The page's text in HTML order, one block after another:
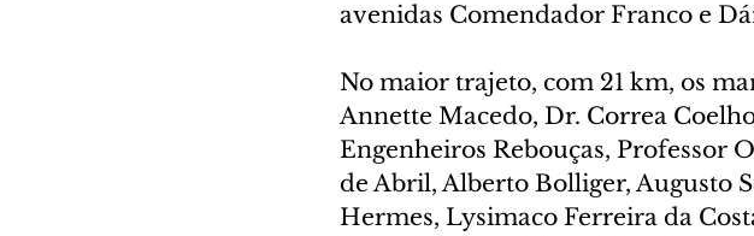
avenidas Comendador Franco e
No maior trajeto, com 21 km, os
Annette Macedo, Dr. Correa
Engenheiros Rebouças, Professor
de Abril, Alberto Bolliger, Augusto
Hermes, Lysimaco Ferreira da